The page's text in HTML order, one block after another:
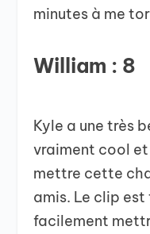
minutes à me
William : 8
Kyle a une très
vraiment cool
mettre cette
amis. Le clip
facilement